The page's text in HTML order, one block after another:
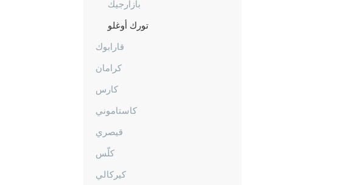
بازارجيك
تورك أوغلو
قارابوك
كرامان
كارس
كاستاموني
قيصري
كلّس
كيركالي